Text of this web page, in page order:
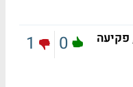
פקיעה
0
1